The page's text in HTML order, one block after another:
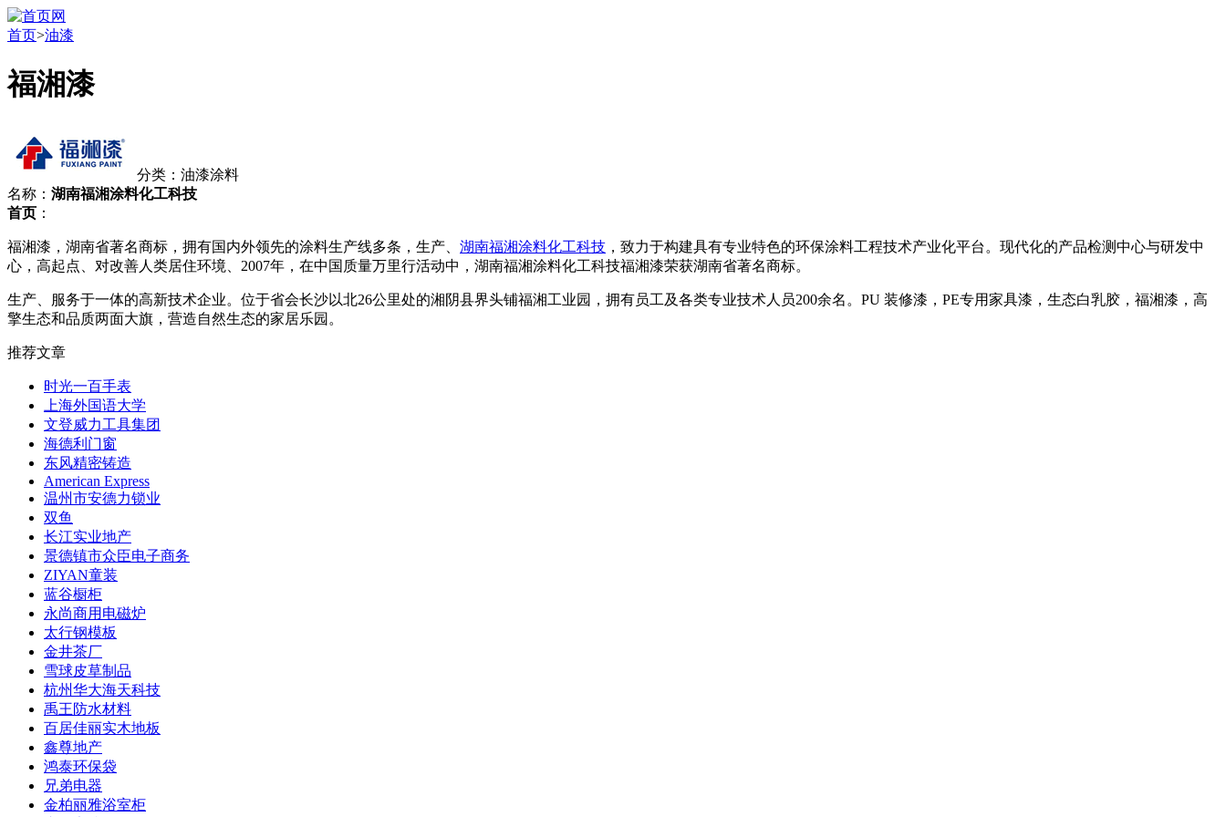
首页>油漆
福湘漆
分类：油漆涂料
名称： 湖南福湘涂料化工科技
首页 ：
福湘漆，湖南省著名商标，拥有国内外领先的涂料生产线多条，生产、 湖南福湘涂料化工科技 ，致力于构建具有专业特色的环保涂料工程技术产业化平台。现代化的产品检测中心与研发中
心，高起点、对改善人类居住环境、2007年，在中国质量万里行活动中，湖南福湘涂料化工科技福湘漆荣获湖南省著名商标。
生产、服务于一体的高新技术企业。位于省会长沙以北26公里处的湘阴县界头铺福湘工业园，拥有员工及各类专业技术人员200余名。PU 装修漆，PE专用家具漆，生态白乳胶，福湘漆，高
擎生态和品质两面大旗，营造自然生态的家居乐园。
推荐文章
时光一百手表
上海外国语大学
文登威力工具集团
海德利门窗
东风精密铸造
American Express
温州市安德力锁业
双鱼
长江实业地产
景德镇市众臣电子商务
ZIYAN童装
蓝谷橱柜
永尚商用电磁炉
太行钢模板
金井茶厂
雪球皮草制品
杭州华大海天科技
禹王防水材料
百居佳丽实木地板
鑫尊地产
鸿泰环保袋
兄弟电器
金柏丽雅浴室柜